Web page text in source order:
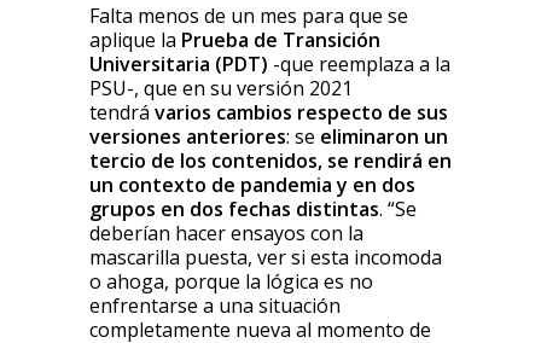
Falta menos de un mes para que se
aplique la Prueba de Transición
Universitaria (PDT) -que reemplaza a la
PSU-, que en su versión 2021
tendrá varios cambios respecto de sus
versiones anteriores: se eliminaron un
tercio de los contenidos, se rendirá en
un contexto de pandemia y en dos
grupos en dos fechas distintas. “Se
deberían hacer ensayos con la
mascarilla puesta, ver si esta incomoda
o ahoga, porque la lógica es no
enfrentarse a una situación
completamente nueva al momento de